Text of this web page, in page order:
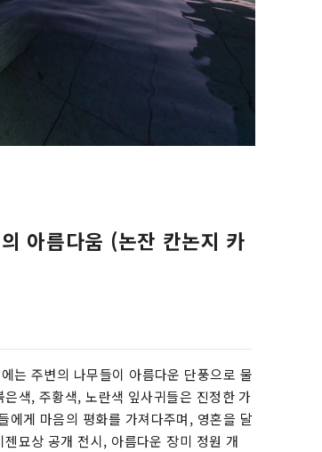
아름다움 (논잔 칸논지 카
는 주변의 나무들이 아름다운 단풍으로 물
색, 주황색, 노란색 잎사귀들은 진정한 가
에게 마음의 평화를 가져다주며, 영혼을 달
묘상 공개 전시, 아름다운 장미 정원 개